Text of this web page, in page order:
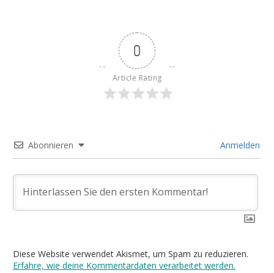
0
Article Rating
Abonnieren Anmelden
Diese Website verwendet Akismet, um Spam zu reduzieren.
Erfahre, wie deine Kommentardaten verarbeitet werden.